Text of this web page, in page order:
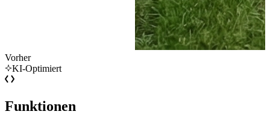
Vorher
KI-Optimiert
Funktionen